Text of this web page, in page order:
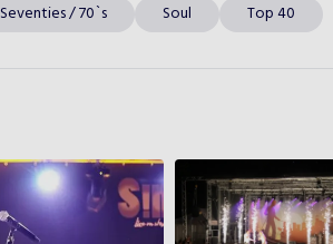
Seventies / 70`s Soul Top 40